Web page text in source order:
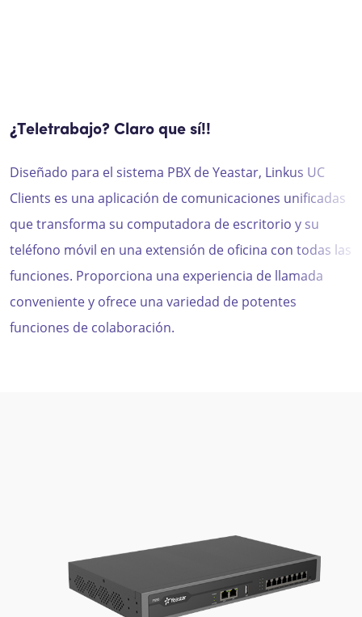
¿Teletrabajo? Claro que sí!!
Diseñado para el sistema PBX deYeastar, Linkus UC
Clients es una aplicación de comunicaciones unificadas
que transforma su computadora de escritorio y su
teléfono móvil en una extensión de oficina con todas las
funciones. Proporciona una experiencia de llamada
conveniente y ofrece una variedad de potentes
funciones de colaboración.